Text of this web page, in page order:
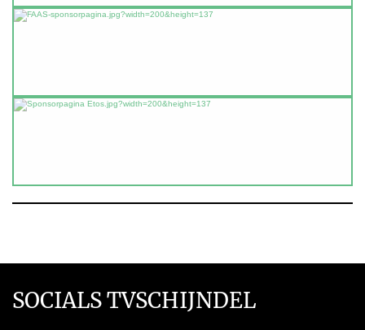
SOCIALS TVSCHIJNDEL